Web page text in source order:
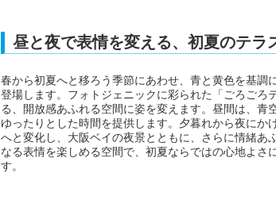
昼と夜で表情を変える、初夏のテラ
春から初夏へと移ろう季節にあわせ、青と黄色を基
登場します。フォトジェニックに彩られた「ごろご
る、開放感あふれる空間に姿を変えます。昼間は、青
ゆったりとした時間を提供します。夕暮れから夜に
へと変化し、大阪ベイの夜景とともに、さらに情緒
なる表情を楽しめる空間で、初夏ならではの心地よさ
す。